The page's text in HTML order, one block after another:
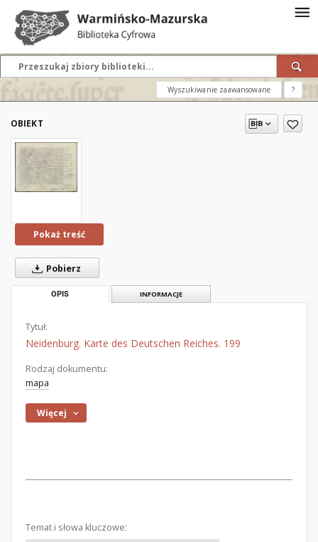
Wyszukiwanie zaawansowane ?
OBIEKT
Pokaż treść
Pobierz
OPIS INFORMACJE
Tytuł:
Neidenburg. Karte des Deutschen Reiches. 199
Rodzaj dokumentu:
mapa
Więcej
Temat i słowa kluczowe: